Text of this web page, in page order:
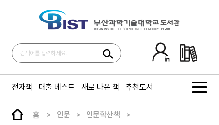
전자책 대출 베스트 새로 나온 책 추천도서
홈 인문 인문학산책